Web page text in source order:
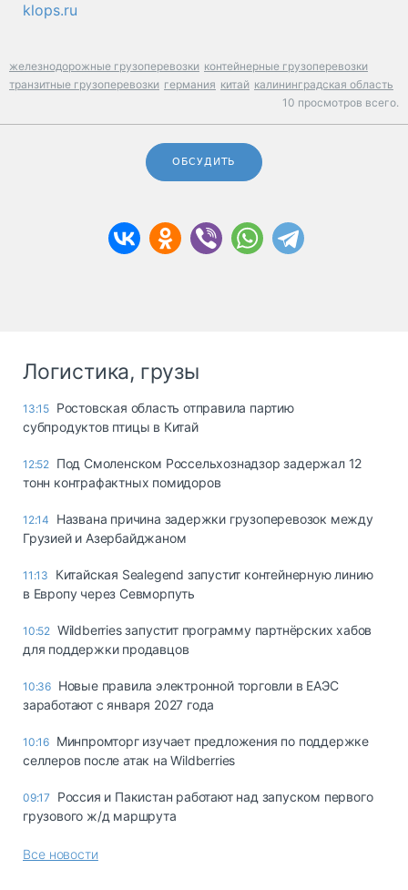
klops.ru
железнодорожные грузоперевозки контейнерные грузоперевозки
транзитные грузоперевозки германия китай калининградская область
10 просмотров всего.
ОБСУДИТЬ
Логистика, грузы
13:15 Ростовская область отправила партию
субпродуктов птицы в Китай
12:52 Под Смоленском Россельхознадзор задержал 12
тонн контрафактных помидоров
12:14
Названа причина задержки грузоперевозок между
Грузией и Азербайджаном
11:13
Китайская Sealegend запустит контейнерную линию
в Европу через Севморпуть
10:52 Wildberries запустит программу партнёрских хабов
для поддержки продавцов
10:36 Новые правила электронной торговли в ЕАЭС
заработают с января 2027 года
10:16 Минпромторг изучает предложения по поддержке
селлеров после атак на Wildberries
09:17
Россия и Пакистан работают над запуском первого
грузового ж/д маршрута
Все новости